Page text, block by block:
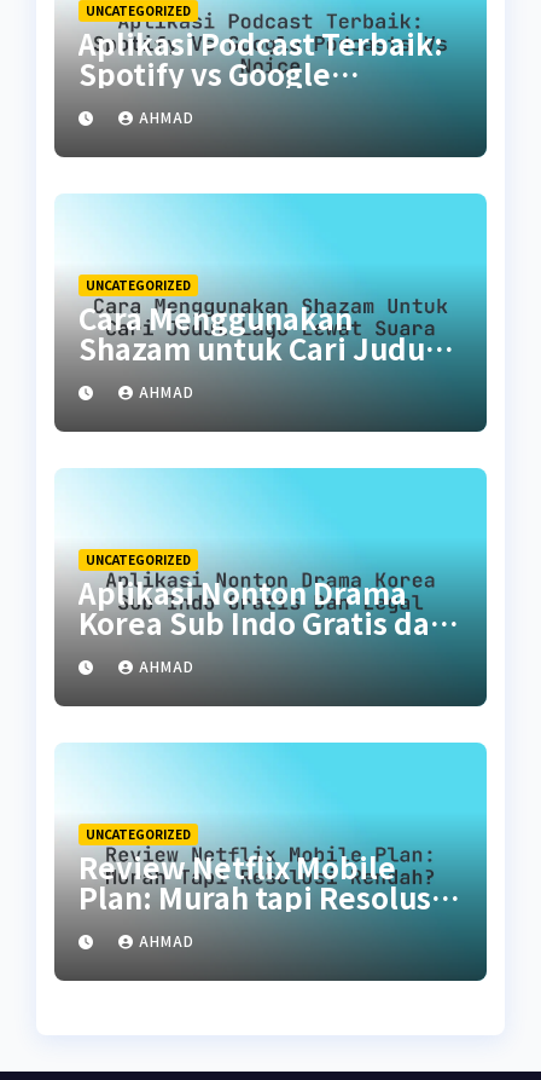
UNCATEGORIZED
Aplikasi Podcast Terbaik:
Spotify vs Google
Podcasts vs Noice
AHMAD
UNCATEGORIZED
Cara Menggunakan
Shazam untuk Cari Judul
Lagu Lewat Suara
AHMAD
UNCATEGORIZED
Aplikasi Nonton Drama
Korea Sub Indo Gratis dan
LegalAHMAD
UNCATEGORIZED
Review Netflix Mobile
Plan: Murah tapi Resolusi
Rendah?
AHMAD